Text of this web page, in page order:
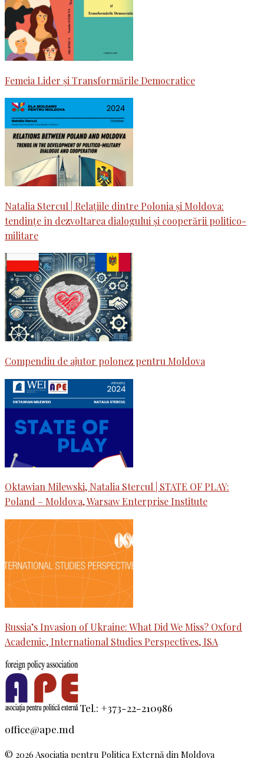
Femeia Lider și Transformările Democratice
Natalia Stercul | Relațiile dintre Polonia și Moldova:
tendințe în dezvoltarea dialogului și cooperării politico-
militare
Compendiu de ajutor polonez pentru Moldova
Oktawian Milewski, Natalia Stercul | STATE OF PLAY:
Poland – Moldova, Warsaw Enterprise Institute
Russia’s Invasion of Ukraine: What Did We Miss? Oxford
Academic, International Studies Perspectives, ISA
Tel.: +373-22-210986
office@ape.md
© 2026 Asociaţia pentru Politica Externă din Moldova